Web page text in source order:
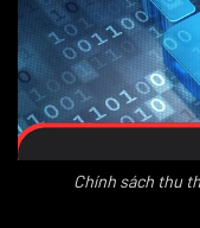
Chính sách thu